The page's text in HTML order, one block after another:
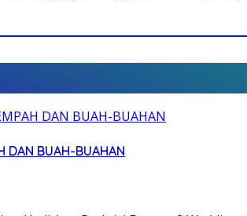
DAN BUAH-BUAHAN